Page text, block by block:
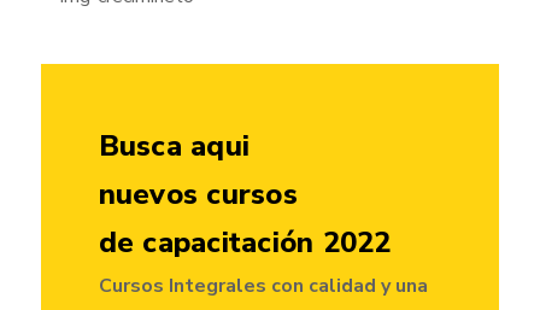
Busca aqui
nuevos cursos
de capacitación 2022
Cursos Integrales con calidad y una